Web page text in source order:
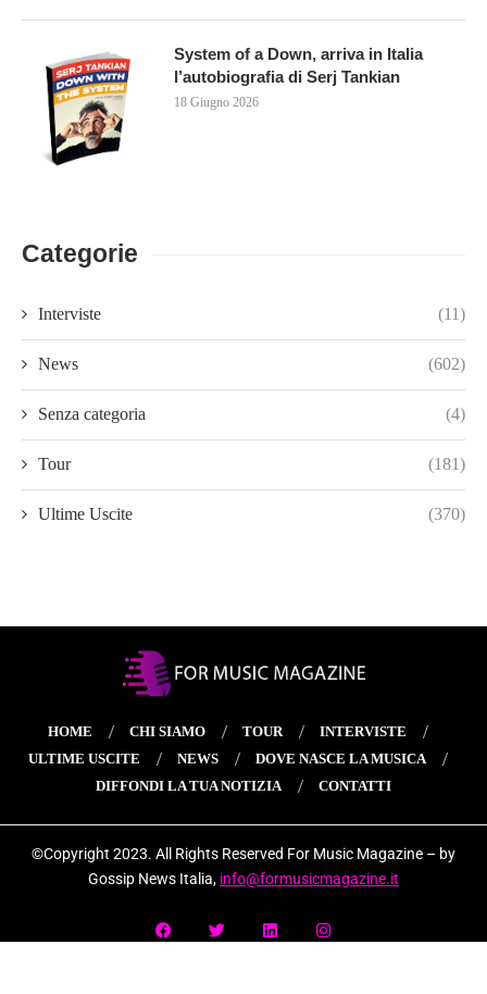
System of a Down, arriva in Italia
l’autobiografia di Serj Tankian
18 Giugno 2026
Categorie
Interviste (11)
News (602)
Senza categoria (4)
Tour (181)
Ultime Uscite (370)
HOME CHI SIAMO TOUR
INTERVISTE
ULTIME USCITE
NEWS
DOVE NASCE LA MUSICA
DIFFONDI LA TUA NOTIZIA
CONTATTI
©Copyright 2023. All Rights Reserved For Music Magazine – by
Gossip News Italia, info@formusicmagazine.it